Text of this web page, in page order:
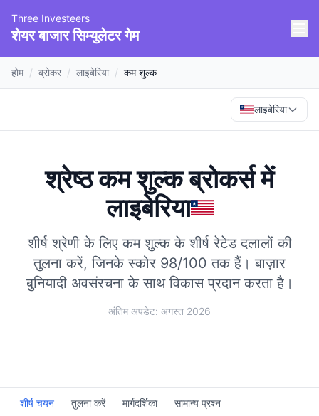
Three Investeers
शेयर बाजार सिम्युलेटर गेम
होम / ब्रोकर / लाइबेरिया / कम शुल्क
लाइबेरिया
श्रेष्ठ कम शुल्क ब्रोकर्समें
लाइबेरिया
शीर्ष श्रेणी के लिए कम शुल्क के शीर्ष रेटेड दलालों की
तुलना करें, जिनके स्कोर 98/100 तक हैं। बाज़ार
बुनियादी अवसंरचना के साथ विकास प्रदान करता है।
अंतिम अपडेट: अगस्त 2026
शीर्ष चयन तुलना करें मार्गदर्शिका सामान्य प्रश्न